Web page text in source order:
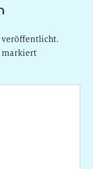
veröffentlicht.
markiert